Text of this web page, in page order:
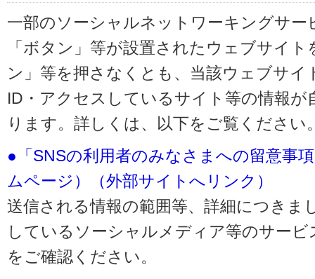
一部のソーシャルネットワーキングサー
「ボタン」等が設置されたウェブサイ
ン」等を押さなくとも、当該ウェブサイ
ID・アクセスしているサイト等の情報
ります。詳しくは、以下をご覧ください
●「SNSの利用者のみなさまへの留意事
ムページ）（外部サイトへリンク）
送信される情報の範囲等、詳細につきま
しているソーシャルメディア等のサー
をご確認ください。